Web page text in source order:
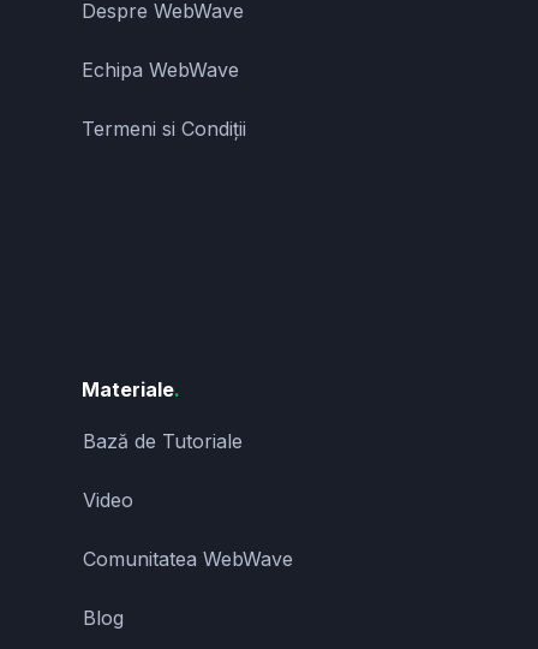
Despre WebWave
Echipa WebWave
Termeni si Condiții
Bază de Tutoriale
Video
Comunitatea WebWave
Blog
Materiale.